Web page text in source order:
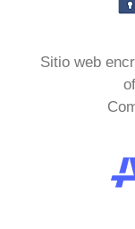
Sitio web